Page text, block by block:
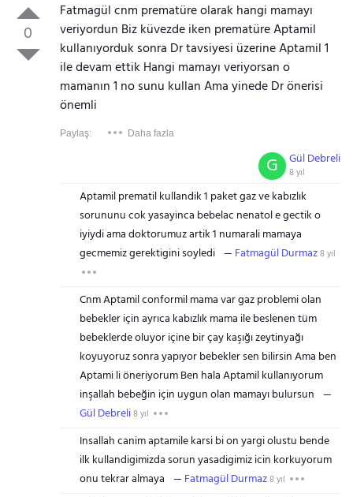
0
Fatmagül cnm prematüre olarak hangi mamayı
veriyordun Biz küvezde iken prematüre Aptamil
kullanıyorduk sonra Dr tavsiyesi üzerine Aptamil 1
ile devam ettik Hangi mamayı veriyorsan o
mamanın 1 no sunu kullan Ama yinede Dr önerisi
önemli
Paylaş: Daha fazla
Gül Debreli
8 yıl
G
Aptamil prematil kullandik 1 paket gaz ve kabızlık
sorununu cok yasayinca bebelac nenatol e gectik o
iyiydi ama doktorumuz artik 1 numarali mamaya
gecmemiz gerektigini soyledi
Fatmagül Durmaz8 yıl
Cnm Aptamil conformil mama var gaz problemi olan
bebekler için ayrıca kabızlık mama ile beslenen tüm
bebeklerde oluyor içine bir çay kaşığı zeytinyağı
koyuyoruz sonra yapıyor bebekler sen bilirsin Ama ben
Aptami li öneriyorum Ben hala Aptamil kullanıyorum
inşallah bebeğin için uygun olan mamayı bulursun
Gül Debreli8 yıl
Insallah canim aptamile karsi bi on yargi olustu bende
ilk kullandigimizda sorun yasadigimiz icin korkuyorum
onu tekrar almaya
Fatmagül Durmaz8 yıl